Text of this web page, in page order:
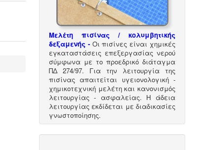
Μελέτη πισίνας / κολυμβητικής
δεξαμενής - Οι πισίνες είναι χημικές
εγκαταστάσεις επεξεργασίας νερού
σύμφωνα με το προεδρικό διάταγμα
ΠΔ 274/97. Για την λειτουργία της
πισίνας απαιτείται υγειονολογική -
χημικοτεχνική μελέτη και κανονισμός
λειτουργίας - ασφαλείας. Η άδεια
λειτουργίας εκδίδεται με διαδικασίες
γνωστοποίησης.